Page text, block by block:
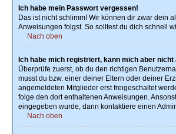
Ich habe mein Passwort vergessen!
Das ist nicht schlimm! Wir können dir zwar dein
Anweisungen folgst. So solltest du dich schnell
Nach oben
Ich habe mich registriert, kann mich aber nicht
Überprüfe zuerst, ob du den richtigen
musst du bzw. einer deiner Eltern oder deiner
angemeldeten Mitglieder erst freigeschaltet
folge den dort enthaltenen Anweisungen.
eingegeben wurde, dann kontaktiere einen
Nach oben